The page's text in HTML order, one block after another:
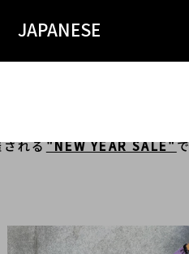
JAPANESE
テムがございます
れる"NEW YEAR SALE"